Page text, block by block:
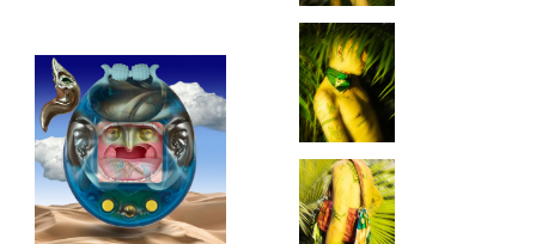
Poštovné zdarmanad 2500 Kč, Osobní odběr v Praze i v Brně
+420 771 147 600